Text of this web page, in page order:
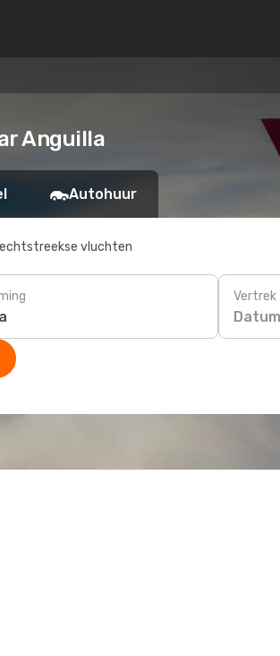
Anguilla
Autohuur
vluchten
Vertrek
Datum